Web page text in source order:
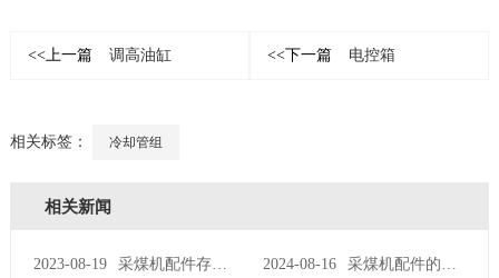
<<上一篇 调高油缸 <<下一篇 电控箱
相关标签： 冷却管组
相关新闻
2023-08-19 采煤机配件存在两种损坏现象 2024-08-16 采煤机配件的检修操作流程